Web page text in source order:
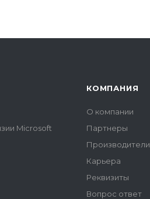
Microsoft
КОМПАНИЯ
О компании
Партнеры
Производители
Карьера
Реквизиты
Вопрос ответ